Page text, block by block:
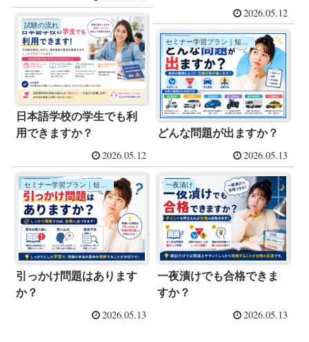
2026.05.12
試験の流れ
日本語学校の学生でも利
用できますか？
2026.05.12
どんな問題が出ますか？
2026.05.13
セミナー学習プラン｜短期集中コース
引っかけ問題はあります
か？
2026.05.13
一夜漬け
一夜漬けでも合格できま
すか？
2026.05.13